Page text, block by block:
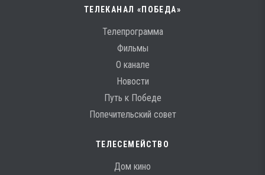
ТЕЛЕКАНАЛ «ПОБЕДА»
Телепрограмма
Фильмы
О канале
Новости
Путь к Победе
Попечительский совет
ТЕЛЕСЕМЕЙСТВО
Дом кино